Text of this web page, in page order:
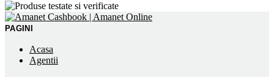
PAGINI
Acasa
Agentii